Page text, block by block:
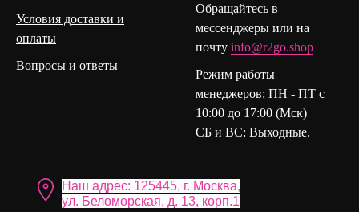
Условия доставки и
оплаты
Вопросы и ответы
Обращайтесь в
мессенджеры или на
почту info@r2go.shop
Режим работы
менеджеров: ПН - ПТ с
10:00 до 17:00 (Мск)
СБ и ВС: Выходные.
Наш адрес: 125445, г. Москва,
ул. Бело морская, д. 13, корп.1